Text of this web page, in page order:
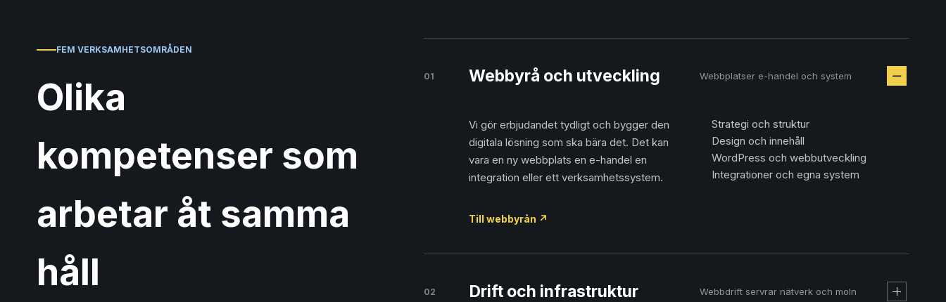
FEM VERKSAMHETSOMRÅDEN
Olika
kompetenser som
arbetar åt samma
håll
01 Webbyrå och utveckling Webbplatser e-handel och system
Vi gör erbjudandet tydligt och bygger den
digitala lösning som ska bära det. Det kan
vara en ny webbplats en e-handel en
integration eller ett verksamhetssystem.
Strategi och struktur
Design och innehåll
WordPress och webbutveckling
Integrationer och egna system
Till webbyrån ↗
02 Drift och infrastruktur Webbdrift servrar nätverk och moln